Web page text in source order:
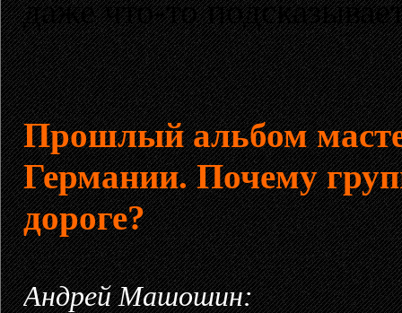
даже что-то
Прошлый альбом
Германии. Почему
дороге?
Андрей Машошин: